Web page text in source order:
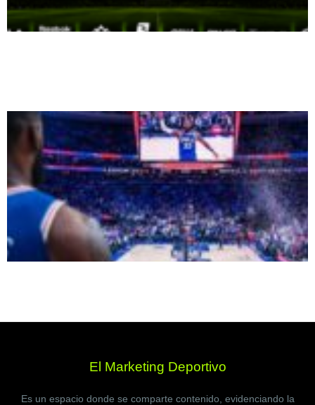
El Marketing Deportivo
Es un espacio donde se comparte contenido, evidenciando la